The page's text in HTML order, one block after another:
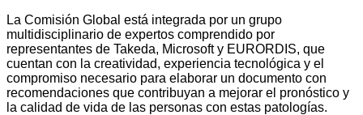
La Comisión Global está integrada por un grupo
multidisciplinario de expertos comprendido por
representantes de Takeda, Microsoft y EURORDIS, que
cuentan con la creatividad, experiencia tecnológica y el
compromiso necesario para elaborar un documento con
recomendaciones que contribuyan a mejorar el pronóstico y
la calidad de vida de las personas con estas patologías.